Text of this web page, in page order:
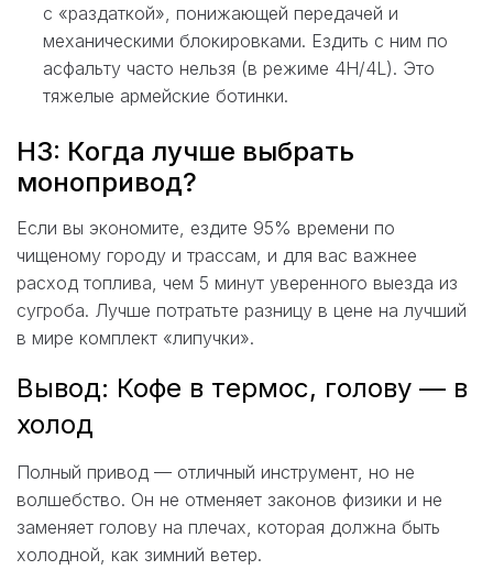
с «раздаткой», понижающей передачей и
механическими блокировками. Ездить с ним по
асфальту часто нельзя (в режиме 4H/4L). Это
тяжелые армейские ботинки.
H3: Когда лучше выбрать
монопривод?
Если вы экономите, ездите 95% времени по
чищеному городу и трассам, и для вас важнее
расход топлива, чем 5 минут уверенного выезда из
сугроба. Лучше потратьте разницу в цене на лучший
в мире комплект «липучки».
Вывод: Кофе в термос, голову — в
холод
Полный привод — отличный инструмент, но не
волшебство. Он не отменяет законов физики и не
заменяет голову на плечах, которая должна быть
холодной, как зимний ветер.